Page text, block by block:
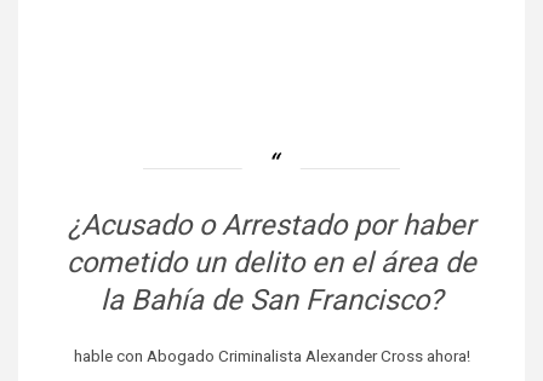
¿Acusado o Arrestado por haber
cometido un delito en el área de
la Bahía de San Francisco?
hable con Abogado Criminalista Alexander Cross ahora!